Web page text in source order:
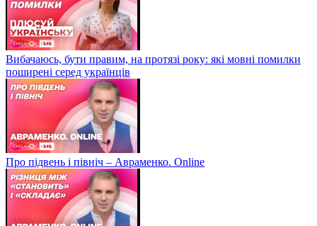
Вибачаюсь, бути правим, на протязі року: які мовні помилки
поширені серед українців
Про підвень і північ – Авраменко. Online